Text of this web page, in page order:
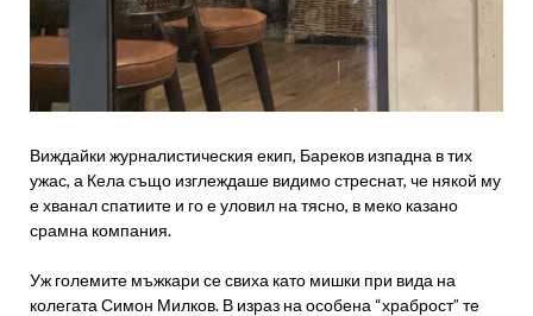
Виждайки журналистическия екип, Бареков изпадна в тих
ужас, а Кела също изглеждаше видимо стреснат, че някой му
е хванал спатиите и го е уловил на тясно, в меко казано
срамна компания.
Уж големите мъжкари се свиха като мишки при вида на
колегата Симон Милков. В израз на особена “храброст” те